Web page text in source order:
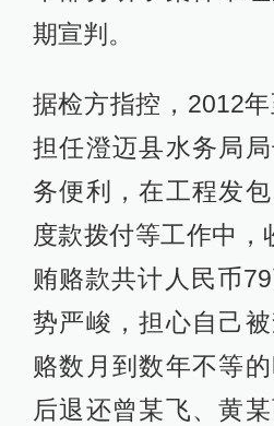
期宣判。
据检方指控，2012
担任澄迈县水务局
务便利，在工程发
度款拨付等工作中，
贿赂款共计人民币
势严峻，担心自己
赂数月到数年不等
后退还曾某飞、黄